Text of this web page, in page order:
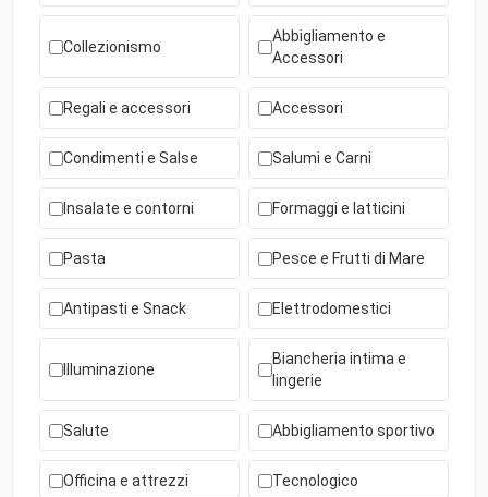
Collezionismo
Abbigliamento e
Accessori
Regali e accessori Accessori
Condimenti e Salse Salumi e Carni
Insalate e contorni Formaggi e latticini
Pasta Pesce e Frutti di Mare
Antipasti e Snack Elettrodomestici
Illuminazione
Biancheria intima e
lingerie
Salute Abbigliamento sportivo
Officina e attrezzi Tecnologico